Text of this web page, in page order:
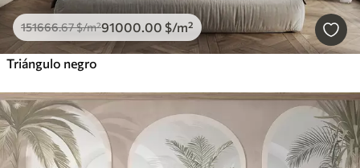
151666.67$/m²91000.00 $/m²
Triángulo negro